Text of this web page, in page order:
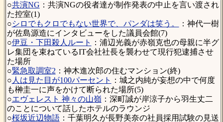
○共演NG ：共演NGの役者達が制作発表の中止を言い渡され
た控室(1)
○シロでもクロでもない世界で、パンダは笑う。
：神代一樹
が佐島源造にインタビューをした議員会館(7)
○伊豆・下田殺人ルート
：浦辺光義が赤嶺克也の母親に半グ
レ集団を束ねているIT会社社長を襲わせて現行犯逮捕させ
た場所
○緊急取調室2 ：神木進次郎の住むマンション(終)
○ 人は見た目が100パーセント
：城之内純が妄想の中で何度
も榊圭一に声をかけて断られた場所(5)
○エヴェレスト 神々の山嶺 ：深町誠が岸涼子から羽生丈二
のことについて話したホテルのラウンジ
○桜坂近辺物語：千葉明久が長野美奈の社員採用試験の見送